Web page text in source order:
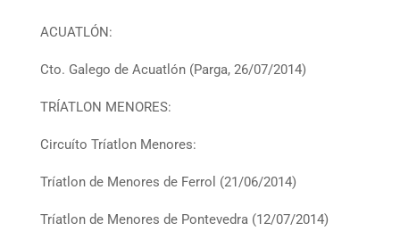
ACUATLÓN:
Cto. Galego de Acuatlón (Parga, 26/07/2014)
TRÍATLON MENORES:
Circuíto Tríatlon Menores:
Tríatlon de Menores de Ferrol (21/06/2014)
Tríatlon de Menores de Pontevedra (12/07/2014)